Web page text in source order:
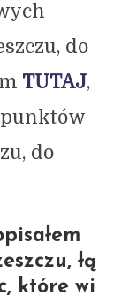
do
TUTAJ,
do
łą
które wi